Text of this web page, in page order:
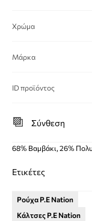
Χρώμα
Μάρκα
ID προϊόντος
Σύνθεση
68% Βαμβάκι, 26%
Ετικέτες
Ρούχα P.E Nation
Κάλτσες P.E Nation